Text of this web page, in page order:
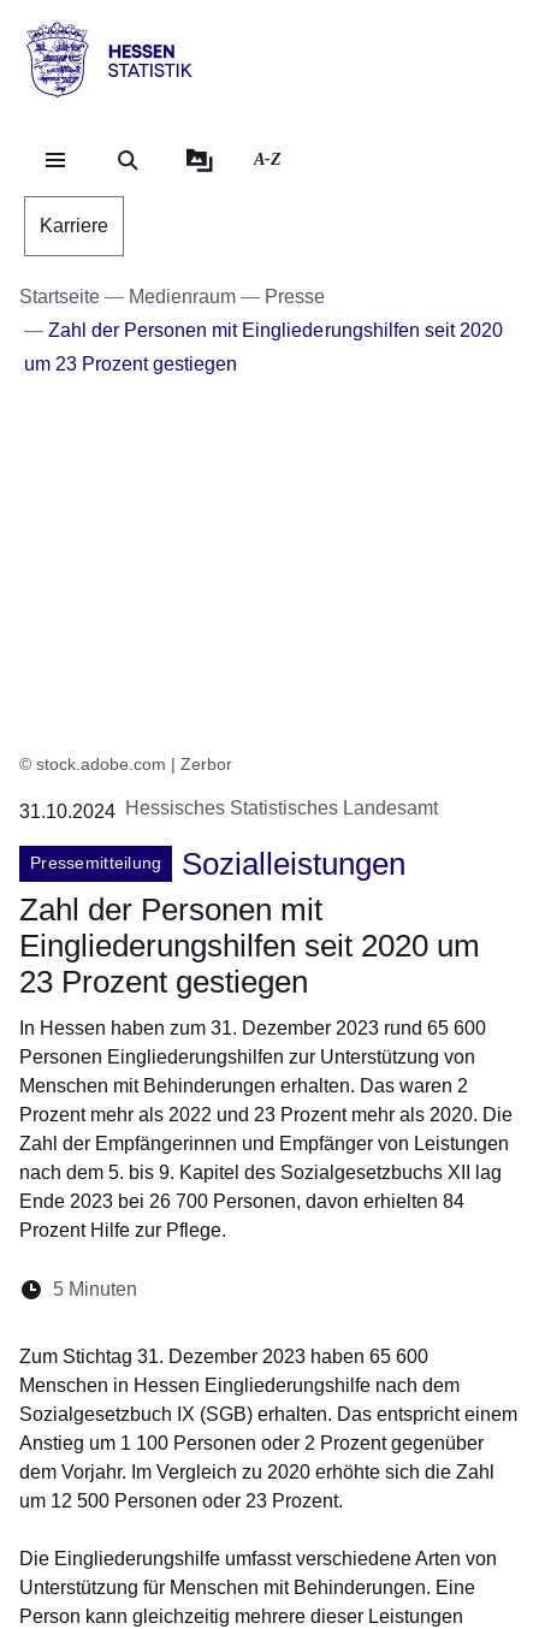
Hessen
Statistik
A-Z
Karriere
Startseite Medienraum
Presse
Zahl der Personen mit Eingliederungshilfen seit 2020
um 23 Prozent gestiegen
© stock.adobe.com | Zerbor
31.10.2024 Hessisches Statistisches Landesamt
Pressemitteilung
Sozialleistungen
Zahl der Personen mit
Eingliederungshilfen seit 2020 um
23 Prozent gestiegen
In Hessen haben zum 31. Dezember 2023 rund 65 600
Personen Eingliederungshilfen zur Unterstützung von
Menschen mit Behinderungen erhalten. Das waren 2
Prozent mehr als 2022 und 23 Prozent mehr als 2020. Die
Zahl der Empfängerinnen und Empfänger von Leistungen
nach dem 5. bis 9. Kapitel des Sozialgesetzbuchs XII lag
Ende 2023 bei 26 700 Personen, davon erhielten 84
Prozent Hilfe zur Pflege.
Lesedauer:
5 Minuten
Zum Stichtag 31. Dezember 2023 haben 65 600
Menschen in Hessen Eingliederungshilfe nach dem
Sozialgesetzbuch IX (SGB) erhalten. Das entspricht einem
Anstieg um 1 100 Personen oder 2 Prozent gegenüber
dem Vorjahr. Im Vergleich zu 2020 erhöhte sich die Zahl
um 12 500 Personen oder 23 Prozent.
Die Eingliederungshilfe umfasst verschiedene Arten von
Unterstützung für Menschen mit Behinderungen. Eine
Person kann gleichzeitig mehrere dieser Leistungen